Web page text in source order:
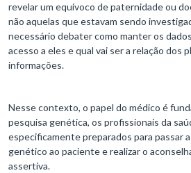
revelar um equívoco de paternidade ou
não aquelas que estavam sendo
necessário debater como manter os
acesso a eles e qual vai ser a relação dos
informações.
Nesse contexto, o papel do médico é
pesquisa genética, os profissionais da
especificamente preparados para passar
genético ao paciente e realizar o
assertiva.